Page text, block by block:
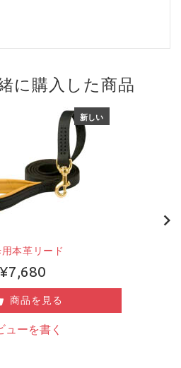
に購入した商品
新しい
本革リード
¥7,680
商品を見る
ューを書く